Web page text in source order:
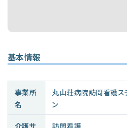
基本情報
事業所
名
丸山荘病院訪問看護ス
ン
介護サ 訪問看護